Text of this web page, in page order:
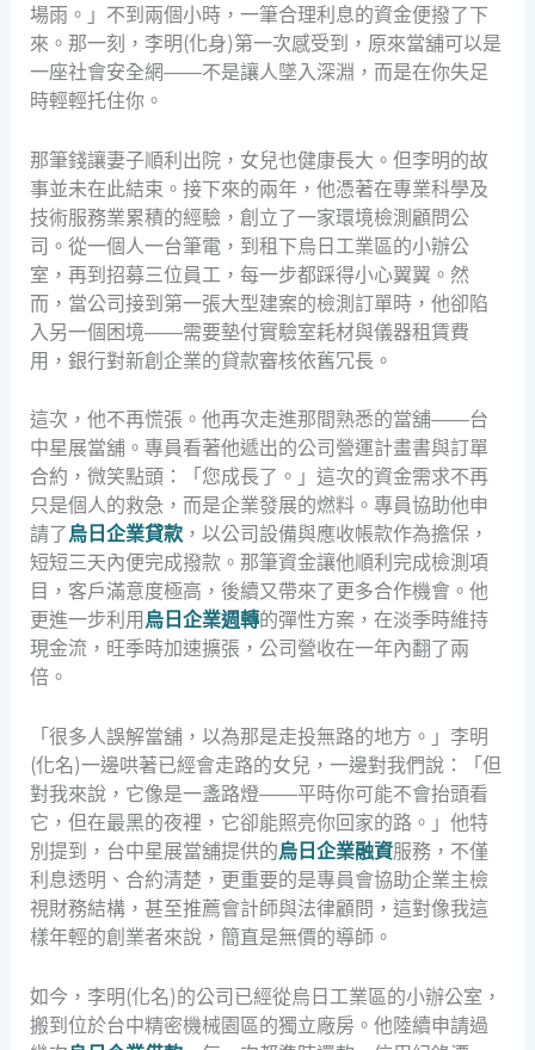
場雨。」不到兩個小時，一筆合理利息的資金便撥了下
來。那一刻，李明(化身)第一次感受到，原來當舖可以是
一座社會安全網——不是讓人墜入深淵，而是在你失足
時輕輕托住你。
那筆錢讓妻子順利出院，女兒也健康長大。但李明的故
事並未在此結束。接下來的兩年，他憑著在專業科學及
技術服務業累積的經驗，創立了一家環境檢測顧問公
司。從一個人一台筆電，到租下烏日工業區的小辦公
室，再到招募三位員工，每一步都踩得小心翼翼。然
而，當公司接到第一張大型建案的檢測訂單時，他卻陷
入另一個困境——需要墊付實驗室耗材與儀器租賃費
用，銀行對新創企業的貸款審核依舊冗長。
這次，他不再慌張。他再次走進那間熟悉的當舖——台
中星展當舖。專員看著他遞出的公司營運計畫書與訂單
合約，微笑點頭：「您成長了。」這次的資金需求不再
只是個人的救急，而是企業發展的燃料。專員協助他申
請了烏日企業貸款，以公司設備與應收帳款作為擔保，
短短三天內便完成撥款。那筆資金讓他順利完成檢測項
目，客戶滿意度極高，後續又帶來了更多合作機會。他
更進一步利用 烏日企業週轉的彈性方案，在淡季時維持
現金流，旺季時加速擴張，公司營收在一年內翻了兩
倍。
「很多人誤解當舖，以為那是走投無路的地方。」李明
(化名)一邊哄著已經會走路的女兒，一邊對我們說：「但
對我來說，它像是一盞路燈——平時你可能不會抬頭看
它，但在最黑的夜裡，它卻能照亮你回家的路。」他特
別提到，台中星展當舖提供的烏日企業融資服務，不僅
利息透明、合約清楚，更重要的是專員會協助企業主檢
視財務結構，甚至推薦會計師與法律顧問，這對像我這
樣年輕的創業者來說，簡直是無價的導師。
如今，李明(化名)的公司已經從烏日工業區的小辦公室，
搬到位於台中精密機械園區的獨立廠房。他陸續申請過